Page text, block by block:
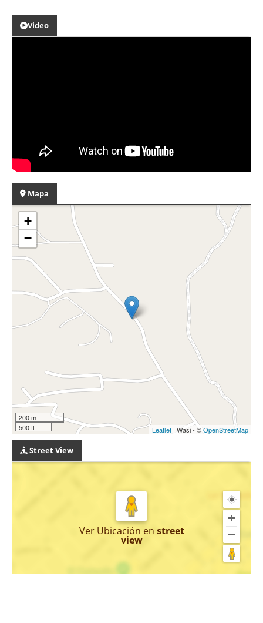
Video
Mapa
+
−
200 m
500 ft
Leaflet | Wasi - ©OpenStreetMap
Street View
Ver Ubicación en street
view